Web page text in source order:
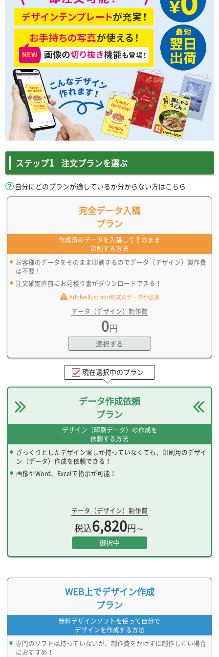
ステップ1 注文プランを選ぶ
自分にどのプランが適しているか分からない方はこちら
完全データ入稿
プラン
作成済のデータを入稿してそのまま
印刷する方法
お客様のデータをそのまま印刷するのでデータ（デザイン）製作費
は不要！
注文確定直前にお見積り書がダウンロードできる！
Adobeillustrator形式のデータが必須
データ（デザイン）制作費
0円
選択する
現在選択中のプラン
データ作成依頼
プラン
デザイン（印刷データ）の作成を
依頼する方法
ざっくりとしたデザイン案しか持っていなくても、印刷用のデザイ
ン（データ）作成を依頼できる！
画像やWord、Excelで指示が可能！
データ（デザイン）制作費
税込6,820円～
選択中
WEB上でデザイン作成
プラン
無料デザインソフトを使って自分で
デザインを作成する方法
専門のソフトは持っていないが、制作費をかけずに制作したい場合
におすすめ！